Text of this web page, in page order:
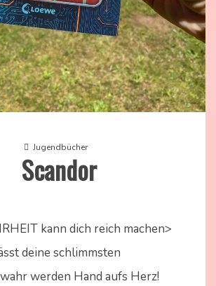
Jugendbücher
Scandor
August
Kammer
kann dich reich machen>
deine schlimmsten
werden Hand aufs Herz!